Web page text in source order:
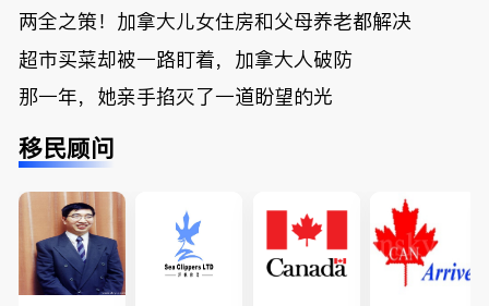
两全之策！加拿大儿女住房和父母养老都解决
超市买菜却被一路盯着，加拿大人破防
那一年，她亲手掐灭了一道盼望的光
移民顾问